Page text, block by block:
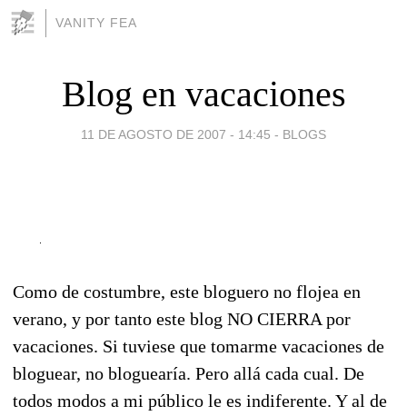
VANITY FEA
Blog en vacaciones
11 DE AGOSTO DE 2007 - 14:45 - BLOGS
Como de costumbre, este bloguero no flojea en
verano, y por tanto este blog NO CIERRA por
vacaciones. Si tuviese que tomarme vacaciones de
bloguear, no bloguearía. Pero allá cada cual. De
todos modos a mi público le es indiferente. Y al de